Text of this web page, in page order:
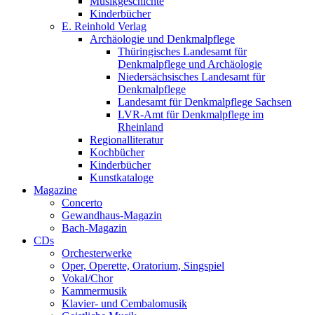
Kinderbücher
E. Reinhold Verlag
Archäologie und Denkmalpflege
Thüringisches Landesamt für
Denkmalpflege und Archäologie
Niedersächsisches Landesamt für
Denkmalpflege
Landesamt für Denkmalpflege Sachsen
LVR-Amt für Denkmalpflege im
Rheinland
Regionalliteratur
Kochbücher
Kinderbücher
Kunstkataloge
Magazine
Concerto
Gewandhaus-Magazin
Bach-Magazin
CDs
Orchesterwerke
Oper, Operette, Oratorium, Singspiel
Vokal/Chor
Kammermusik
Klavier- und Cembalomusik